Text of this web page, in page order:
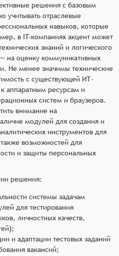
решения с базовым
учитывать отраслевые
навыков, которые
в IT-компаниях акцент может
знаний и логического
оценку коммуникативных
Не менее значимы технические
с существующей ИТ-
аппаратным ресурсам и
систем и браузеров.
внимание на
модулей для создания и
инструментов для
возможностей для
и защиты персональных
решения:
системы задачам
для тестирования
личностных качеств,
и адаптации тестовых заданий
вакансий;